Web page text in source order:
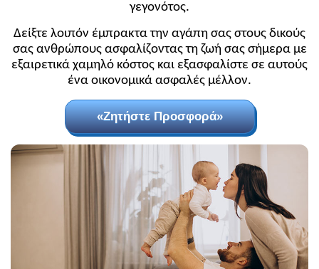
γεγονότος.
Δείξτε λοιπόν έμπρακτα την αγάπη σας στους δικούς
σας ανθρώπους ασφαλίζοντας τη ζωή σας σήμερα με
εξαιρετικά χαμηλό κόστος και εξασφαλίστε σε αυτούς
ένα οικονομικά ασφαλές μέλλον.
«Ζητήστε Προσφορά»